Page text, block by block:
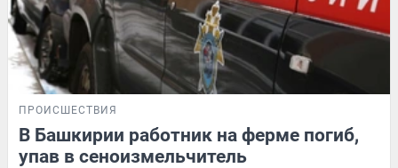
ПРОИСШЕСТВИЯ
В Башкирии работник на ферме погиб,
упав в сеноизмельчитель